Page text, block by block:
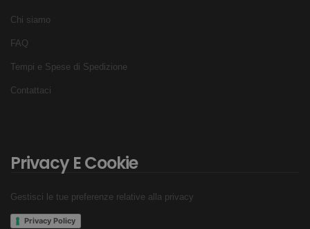
Chi siamo
FAQ
Tempi e Spese di Spedizione
Contattaci
Privacy E Cookie
Gestisci le tue preferenze relative alla privacy
Privacy Policy